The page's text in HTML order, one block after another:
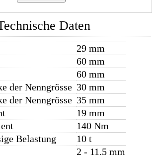
Daten
29 mm
60 mm
60 mm
der Nenngrösse 30 mm
der Nenngrösse 35 mm
19 mm
140 Nm
Belastung
10 t
2 - 11.5 mm